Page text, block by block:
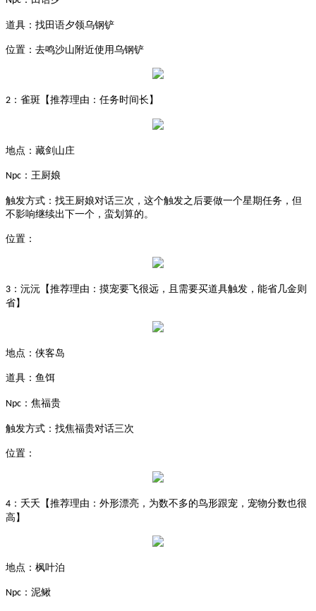
道具：找田语夕领乌钢铲
位置：去鸣沙山附近使用乌钢铲
2 ：雀斑【推荐理由：任务时间长】
地点：藏剑山庄
Npc ：王厨娘
触发方式：找王厨娘对话三次，这个触发之后要做一个星期任务，但
不影响继续出下一个，蛮划算的。
位置：
3 ：沅沅【推荐理由：摸宠要飞很远，且需要买道具触发，能省几金则
省】
地点：侠客岛
道具：鱼饵
Npc ：焦福贵
触发方式：找焦福贵对话三次
位置：
4 ：夭夭【推荐理由：外形漂亮，为数不多的鸟形跟宠，宠物分数也很
高】
地点：枫叶泊
Npc ：泥鳅